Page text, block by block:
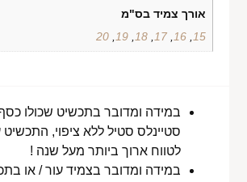
אורך צמיד בס"מ
15
16
17
18
19
20
סטיינלס סטיל ללא ציפוי,
לטווח ארוך ביותר מעל שנה !
במידה ומדובר בצמיד עור / או